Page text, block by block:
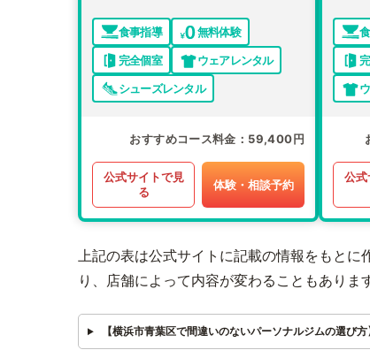
食事指導
無料体験
完全個室
ウェアレンタル
シューズレンタル
おすすめコース料金 59,400円
公式サイトで見
る
体験・相談予約
公式
上記の表は公式サイトに記載の情報をもと
り、店舗によって内容が変わることもありま
【横浜市青葉区で間違いのないパーソナルジムの選び方